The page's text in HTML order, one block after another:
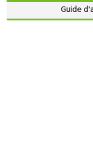
Guide